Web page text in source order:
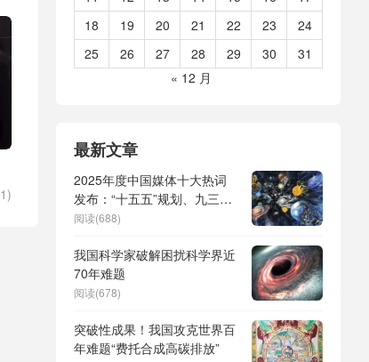
1)
18
19 20 21 22 23
24
25
26 27 28 29 30
31
« 12 月
最新文章
2025年度中国媒体十大热词
发布：“十五五”规划、九三阅
兵、全球治理倡议、
形机器人、苏超、票根经济、
育儿补贴、科学素养、网络生
态治理
阅读(688)
我国科学家破解困扰科学界近
70年难题
阅读(678)
突破性成果！我国攻克世界百
年难题“费托合成高碳排放”